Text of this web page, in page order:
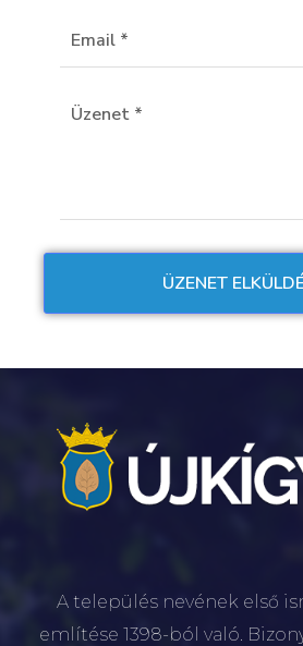
A település nevének első
említése 1398-ból való.